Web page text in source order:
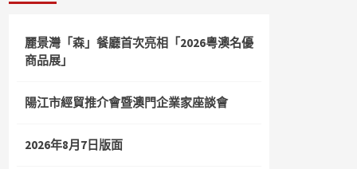
麗景灣「森」餐廳首次亮相「2026粵澳名優
商品展」
陽江市經貿推介會暨澳門企業家座談會
2026年8月7日版面